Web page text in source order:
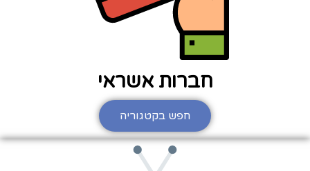
חברות אשראי
חפש בקטגוריה